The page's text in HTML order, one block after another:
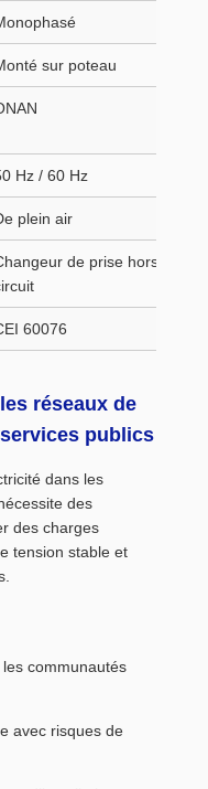
sur poteau
Hz / 60 Hz
plein air
de prise hors
60076
réseaux de
publics
dans les
des
des charges
tension stable et
communautés
avec risques de